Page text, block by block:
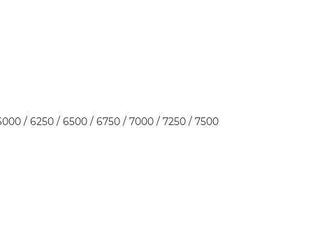
/ 6250 / 6500 / 6750 / 7000 / 7250 / 7500